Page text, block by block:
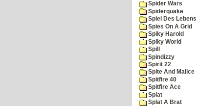
Spider Wars
Spiderquake
Spiel Des Lebens
Spies On A Grid
Spiky Harold
Spiky World
Spill
Spindizzy
Spirit 22
Spite And Malice
Spitfire 40
Spitfire Ace
Splat
Splat A Brat